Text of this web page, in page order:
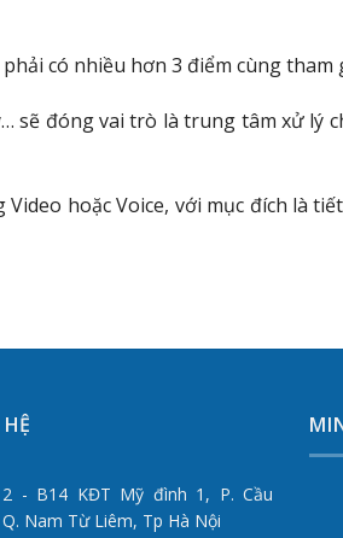
có nhiều hơn 3 điểm cùng tham
sẽ đóng vai trò là trung tâm xử lý
hoặc Voice, với mục đích là
- B14 KĐT Mỹ đình 1, P. Cầu
Nam Từ Liêm, Tp Hà Nội